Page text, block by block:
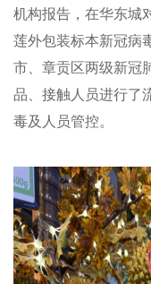
机构报告，在华东城
莲外包装标本新冠病
市、章贡区两级新冠
品、接触人员进行了
毒及人员管控。